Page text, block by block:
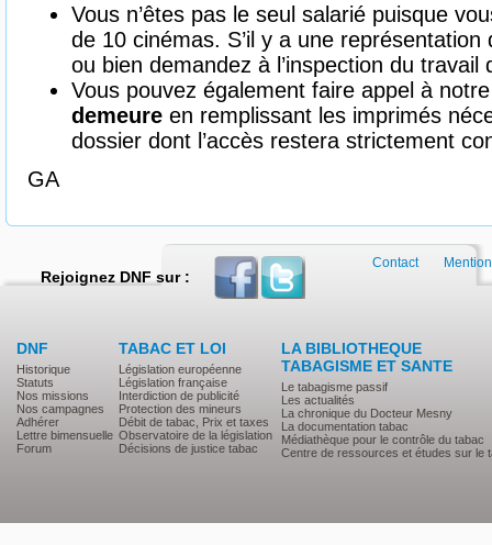
Vous n’êtes pas le seul salarié puisque
de 10 cinémas. S’il y a une
ou bien demandez à l’inspection du travail
Vous pouvez également faire appel à
demeure en remplissant les imprimés
dossier dont l’accès restera strictement
GA
Rejoignez DNF sur :
DNF
Historique
Statuts
Nos missions
Nos campagnes
Adhérer
Lettre bimensuelle
Forum
TABAC ET LOI
Législation européenne
Législation française
Interdiction de publicité
Protection des mineurs
Débit de tabac, Prix et taxes
Observatoire de la législation
Décisions de justice tabac
LA BIBLIOTHEQUE
TABAGISME ET SANTE
Le tabagisme passif
Les actualités
La chronique du Docteur Mesny
La documentation tabac
Médiathèque pour le contrôle du tabac
Centre de ressources et études sur le
Contact